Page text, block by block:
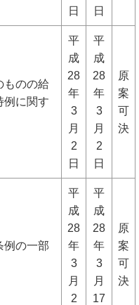
日
日
ものの給
例に関す
平
成
28
年
3
月
2
日
平
成
28
年
3
月
2
日
原
案
可
決
例の一部
平
成
28
年
3
月
2
平
成
28
年
3
月
17
原
案
可
決